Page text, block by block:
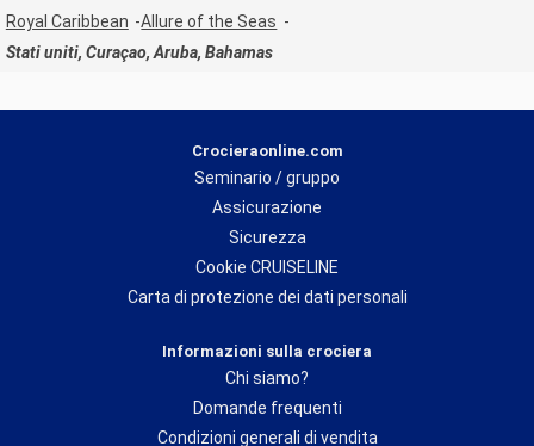
Royal Caribbean
Allure of the Seas
Stati uniti, Curaçao, Aruba, Bahamas
Crocieraonline.com
Seminario / gruppo
Assicurazione
Sicurezza
Cookie CRUISELINE
Carta di protezione dei dati personali
Informazioni sulla crociera
Chi siamo?
Domande frequenti
Condizioni generali di vendita